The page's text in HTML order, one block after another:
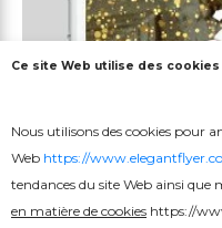
Ce site Web utilise des cookies
Nous utilisons des cookies pour
Web https://
tendances du site Web ainsi que
en matière de cookies https://